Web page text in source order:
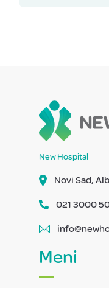
New Hospital
Novi Sad,
021 3000
Meni